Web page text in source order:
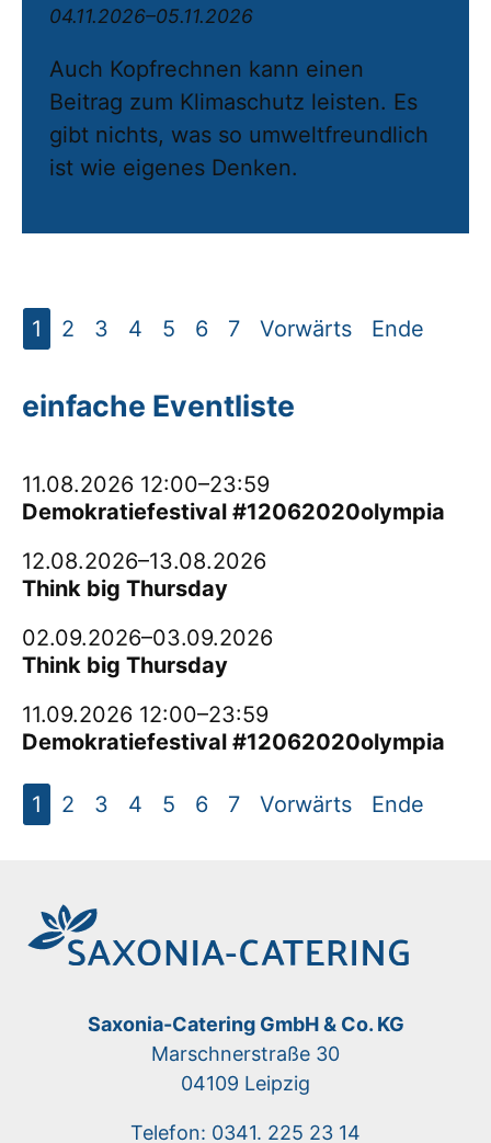
04.11.2026–05.11.2026
Auch Kopfrechnen kann einen
Beitrag zum Klimaschutz leisten. Es
gibt nichts, was so umweltfreundlich
ist wie eigenes Denken.
1 2 3 4 5 6 7 Vorwärts Ende
einfache Eventliste
11.08.2026 12:00–23:59
Demokratiefestival #12062020olympia
12.08.2026–13.08.2026
Think big Thursday
02.09.2026–03.09.2026
Think big Thursday
11.09.2026 12:00–23:59
Demokratiefestival #12062020olympia
1 2 3 4 5 6 7 Vorwärts Ende
Saxonia-Catering GmbH & Co. KG
Marschnerstraße 30
04109 Leipzig
Telefon: 0341. 225 23 14